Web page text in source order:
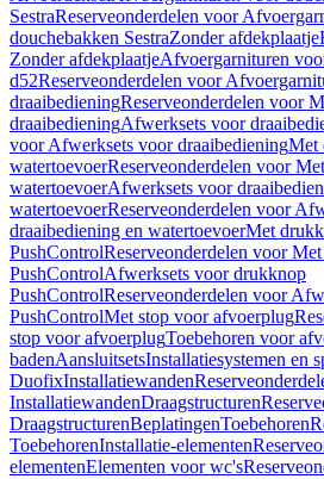
SestraReserveonderdelen voor
douchebakken SestraZonder afdekplaatje
Zonder afdekplaatjeAfvoergarnituren
d52Reserveonderdelen voor
draaibedieningReserveonderdelen voor
draaibedieningAfwerksets voor
voor Afwerksets voor draaibedieningMet
watertoevoerReserveonderdelen voor
watertoevoerAfwerksets voor
watertoevoerReserveonderdelen voor
draaibediening en watertoevoerMet
PushControlReserveonderdelen voor
PushControlAfwerksets voor drukknop
PushControlReserveonderdelen voor
PushControlMet stop voor afvoerplug
stop voor afvoerplugToebehoren voor
badenAansluitsetsInstallatiesystemen en
DuofixInstallatiewanden
InstallatiewandenDraagstructuren
DraagstructurenBeplatingenToebehoren
ToebehorenInstallatie-elementen
elementenElementen voor wc's